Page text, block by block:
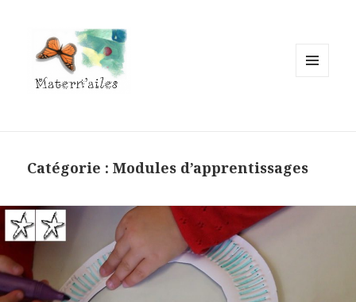
Catégorie :Modules d’apprentissages